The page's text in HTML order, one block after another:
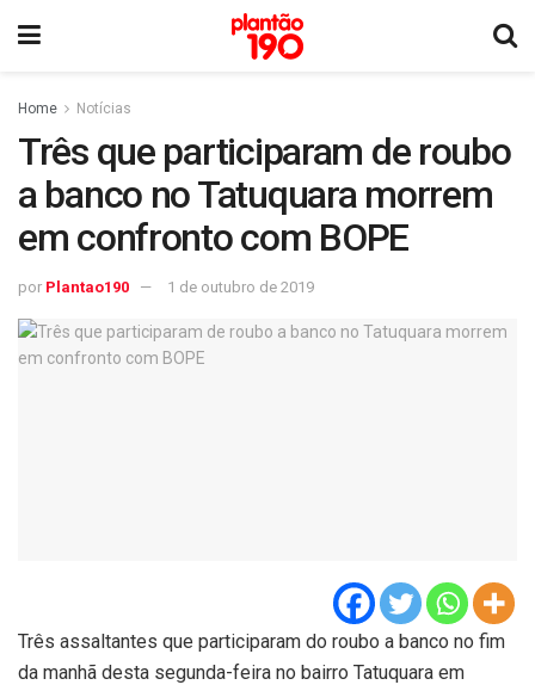
Home Notícias
Três que participaram de roubo
a banco no Tatuquara morrem
em confronto com BOPE
por Plantao190 1 de outubro de 2019
Três assaltantes que participaram do roubo a banco no fim
da manhã desta segunda-feira no bairro Tatuquara em